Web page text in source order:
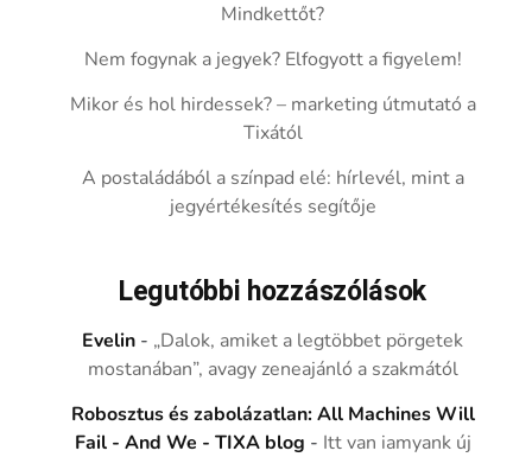
Mindkettőt?
Nem fogynak a jegyek? Elfogyott a figyelem!
Mikor és hol hirdessek? – marketing útmutató a
Tixától
A postaládából a színpad elé: hírlevél, mint a
jegyértékesítés segítője
Legutóbbi hozzászólások
Evelin - „Dalok, amiket a legtöbbet pörgetek
mostanában”, avagy zeneajánló a szakmától
Robosztus és zabolázatlan: All Machines Will
Fail - And We - TIXA blog - Itt van iamyank új